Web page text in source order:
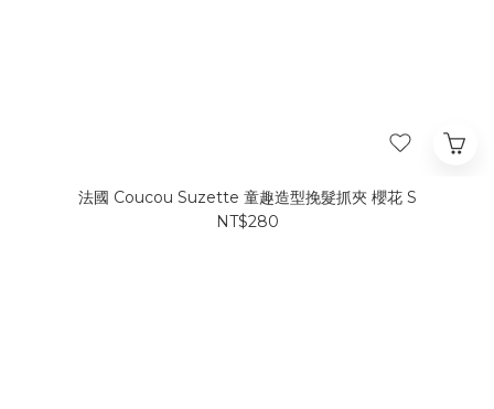
法國 Coucou Suzette 童趣造型挽髮抓夾 櫻花 S
NT$280